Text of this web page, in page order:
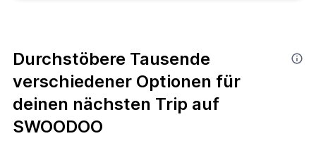
Durchstöbere Tausende
verschiedener Optionen für
deinen nächsten Trip auf
SWOODOO